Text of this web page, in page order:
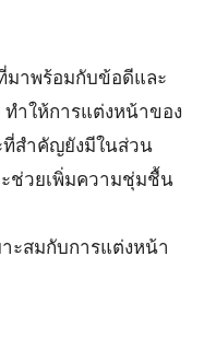
มาพร้อมกับข้อดีและ
ำให้การแต่งหน้าของ
ที่สำคัญยังมีในส่วน
ช่วยเพิ่มความชุ่มชื้น
ะสมกับการแต่งหน้า